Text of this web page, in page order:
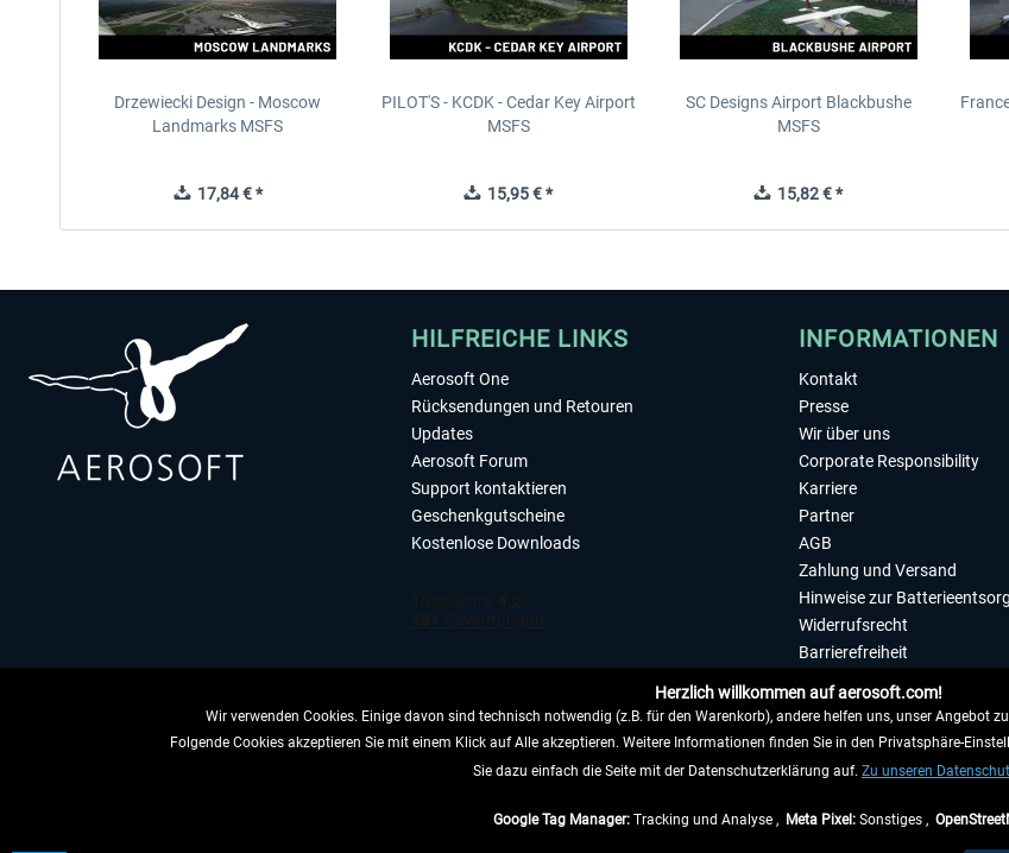
Drzewiecki Design - Moscow
Landmarks MSFS
17,84 € *
PILOT'S - KCDK - Cedar Key Airport
MSFS
15,95 € *
SC Designs Airport Blackbushe
MSFS
15,82 € *
HILFREICHE LINKS
Aerosoft One
Rücksendungen und Retouren
Updates
Aerosoft Forum
Support kontaktieren
Geschenkgutscheine
Kostenlose Downloads
VERTRAG WIDERRUFEN
INFORMATIONEN
Kontakt
Presse
Wir über uns
Corporate Responsibility
Karriere
Partner
AGB
Zahlung und Versand
Hinweise zur
Widerrufsrecht
Barrierefreiheit
Impressum
Herzlich willkommen auf aerosoft.com!
Wir verwenden Cookies. Einige davon sind technisch notwendig (z.B. für den Warenkorb), andere helfen uns, unser Angebot
Folgende Cookies akzeptieren Sie mit einem Klick auf Alle akzeptieren. Weitere Informationen finden Sie in den Privatsphäre-
Sie dazu einfach die Seite mit der Datenschutzerklärung auf. Zu unseren
Google Tag Manager: Tracking und Analyse , Meta Pixel: Sonstiges ,